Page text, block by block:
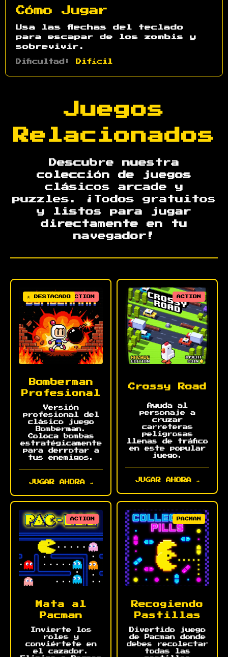
Cómo Jugar
Usa las flechas del teclado
para escapar de los zombis y
sobrevivir.
Dificultad: Difícil
Juegos
Relacionados
Descubre nuestra
colección de juegos
clásicos arcade y
puzzles. ¡Todos gratuitos
y listos para jugar
directamente en tu
navegador!
ACTION
⭐ DESTACADO
Bomberman
Profesional
Versión
profesional del
clásico juego
Bomberman.
Coloca bombas
estratégicamente
para derrotar a
tus enemigos.
JUGAR AHORA →
ACTION
Crossy Road
Ayuda al
personaje a
cruzar
carreteras
peligrosas
llenas de tráfico
en este popular
juego.
JUGAR AHORA →
ACTION
Mata al
Pacman
Invierte los
roles y
conviértete en
el cazador.
PACMAN
Recogiendo
Pastillas
Divertido juego
de Pacman donde
debes recolectar
todas las